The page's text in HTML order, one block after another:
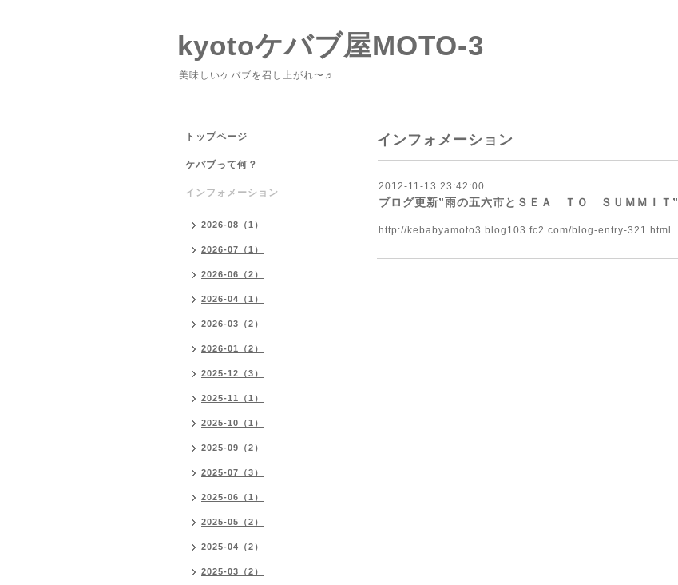
kyotoケバブ屋MOTO-3
美味しいケバブを召し上がれ〜♬
インフォメーション
2012-11-13 23:42:00
ブログ更新”雨の五六市とＳＥＡ ＴＯ ＳＵＭＭＩＴ”
http://kebabyamoto3.blog103.fc2.com/blog-entry-321.html
トップページ
ケバブって何？
インフォメーション
2026-08（1）
2026-07（1）
2026-06（2）
2026-04（1）
2026-03（2）
2026-01（2）
2025-12（3）
2025-11（1）
2025-10（1）
2025-09（2）
2025-07（3）
2025-06（1）
2025-05（2）
2025-04（2）
2025-03（2）